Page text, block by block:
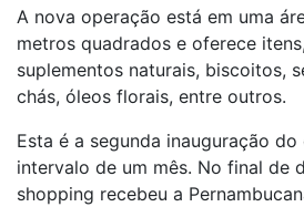
A nova operação está em uma
metros quadrados e oferece
suplementos naturais, biscoitos,
chás, óleos florais, entre outros.
Esta é a segunda inauguração
intervalo de um mês. No final de
shopping recebeu a